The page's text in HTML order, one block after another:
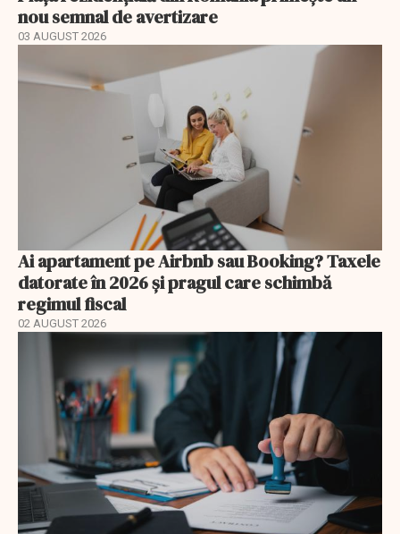
nou semnal de avertizare
03 AUGUST 2026
Ai apartament pe Airbnb sau Booking? Taxele
datorate în 2026 și pragul care schimbă
regimul fiscal
02 AUGUST 2026